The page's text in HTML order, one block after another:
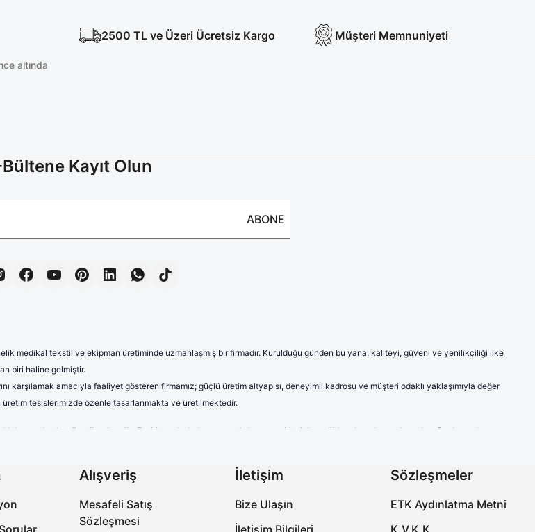
altında
2500 TL ve Üzeri Ücretsiz Kargo Müşteri Memnuniyeti
Kayıt Olun
ABONE
medikal tekstil ve ekipman üretiminde uzmanlaşmış bir firmadır. Kurulduğu günden bu yana, kaliteyi, güveni ve yenilikçiliği ilke
biri haline gelmiştir.
karşılamak amacıyla faaliyet gösteren firmamız; güçlü üretim altyapısı, deneyimli kadrosu ve müşteri odaklı yaklaşımıyla değer
tesislerimizde özenle tasarlanmakta ve üretilmektedir.
kumaşlardan üretilmektedir. Farklı renk, kalıp ve model seçenekleriyle sağlık çalışanlarına hem konfor hem de
kullanım sağlayan formalarımız, aynı zamanda modern ve şık çizgileriyle sektörde fark yaratmaktadır.
standartları gözetilerek üretilmektedir. Nefes alabilen ve ter emici kumaşlardan imal edilen ürünlerimiz, uzun süreli
tasarımlarla çeşitlendirilen cerrahi boneler, sağlık çalışanlarının kişisel tercihlerine de hitap etmektedir.
ortopedik taban yapıları ve kaymaz özellikleriyle öne çıkmaktadır. Ayak sağlığını koruyan, yorgunluğu
estetik açıdan da beklentileri karşılamaktadır.
Alışveriş
Mesafeli Satış
Sözleşmesi
İletişim
Bize Ulaşın
İletişim Bilgileri
Sözleşmeler
ETK Aydınlatma Metni
K.V.K.K